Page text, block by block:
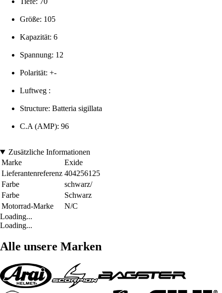
Größe: 105
Kapazität: 6
Spannung: 12
Polarität: +-
Luftweg :
Structure: Batteria sigillata
C.A (AMP): 96
Zusätzliche Informationen
Marke
Exide
Lieferantenreferenz 404256125
Farbe
schwarz/
Farbe
Schwarz
Motorrad-Marke
N/C
Loading...
Loading...
Alle unsere Marken